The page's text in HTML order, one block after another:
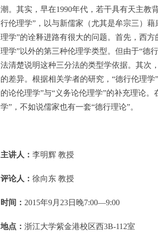
潮。其实，早在1990年代，若干具有天主教
行伦理学”，以与新儒家（尤其是牟宗三）
理学”的诠释进路有很大的问题。首先，西
理学”以外的第三种伦理学类型。但由于“德
法清楚说明这种三分法的类型学依据。其次
的差异。根据相关学者的研究，“德行伦理
的论伦理学”与“义务论伦理学”的补充理论
学”，不如说儒家也有一套“德行理论”。
主讲人： 李明辉 教授
评论人： 徐向东 教授
时间： 2015年9月23日晚7:00—9:00
地点： 浙江大学紫金港校区西3B-112室